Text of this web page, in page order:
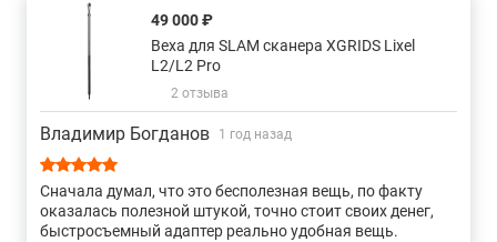
нет. Спасибо!
49 000 ₽
Веха для SLAM сканера XGRIDS Lixel
L2/L2 Pro
2 отзыва
Владимир Богданов 1 год назад
Сначала думал, что это бесполезная вещь, по факту
оказалась полезной штукой, точно стоит своих денег,
быстросъемный адаптер реально удобная вещь.